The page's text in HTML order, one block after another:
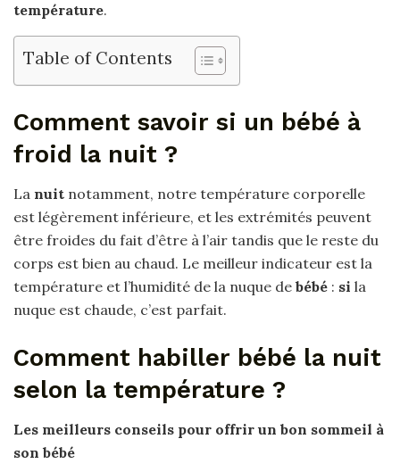
température.
Table of Contents
Comment savoir si un bébé à
froid la nuit ?
La nuit notamment, notre température corporelle
est légèrement inférieure, et les extrémités peuvent
être froides du fait d’être à l’air tandis que le reste du
corps est bien au chaud. Le meilleur indicateur est la
température et l’humidité de la nuque de bébé : si la
nuque est chaude, c’est parfait.
Comment habiller bébé la nuit
selon la température ?
Les meilleurs conseils pour offrir un bon sommeil à
son bébé